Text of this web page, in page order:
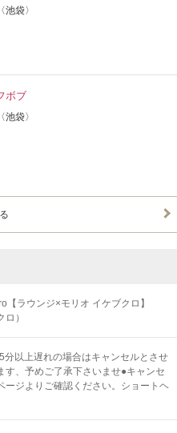
袋〉
ボブ
袋〉
【ラウンジ×モリオ イケブクロ】
）
以上遅れの場合はキャンセルとさせ
す、予めご了承下さいませ●キャンセ
ージよりご確認ください。ショートヘ